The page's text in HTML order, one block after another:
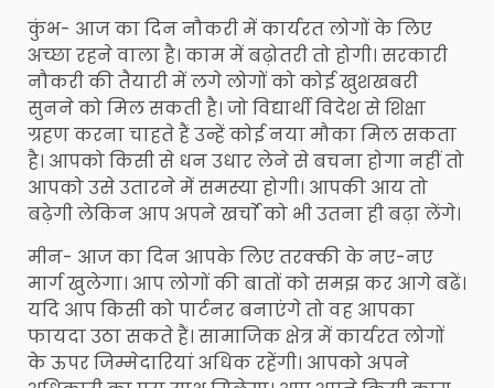
कुंभ- आज का दिन नौकरी में कार्यरत लोगों के लिए
अच्छा रहने वाला है। काम में बढ़ोतरी तो होगी। सरकारी
नौकरी की तैयारी में लगे लोगों को कोई खुशखबरी
सुनने को मिल सकती है। जो विद्यार्थी विदेश से शिक्षा
ग्रहण करना चाहते हैं उन्हें कोई नया मौका मिल सकता
है। आपको किसी से धन उधार लेने से बचना होगा नहीं तो
आपको उसे उतारने में समस्या होगी। आपकी आय तो
बढ़ेगी लेकिन आप अपने खर्चाे को भी उतना ही बढ़ा लेंगे।
मीन- आज का दिन आपके लिए तरक्की के नए-नए
मार्ग खुलेगा। आप लोगों की बातों को समझ कर आगे बढें।
यदि आप किसी को पार्टनर बनाएंगे तो वह आपका
फायदा उठा सकते हैं। सामाजिक क्षेत्र में कार्यरत लोगों
के ऊपर जिम्मेदारियां अधिक रहेंगी। आपको अपने